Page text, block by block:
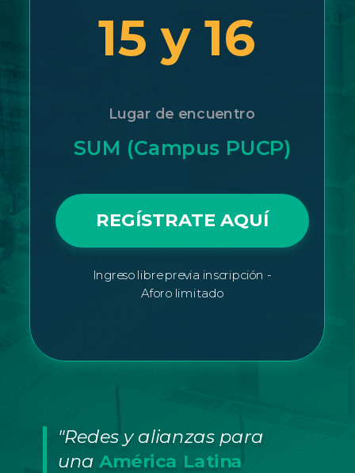
"Redes y alianzas para
una América Latina
15 y 16
Lugar de encuentro
SUM (Campus PUCP)
REGÍSTRATE AQUÍ
Ingreso libre previa inscripción -
Aforo limitado